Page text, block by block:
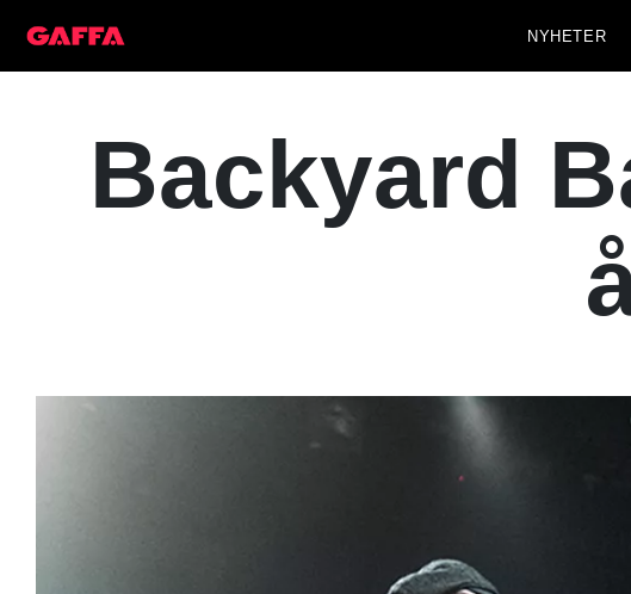
NYHETER
Backyard